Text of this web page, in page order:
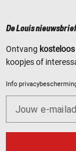
De Louis nieuwsbrief
Ontvang kosteloos
koopjes of
Info
Jouw e-